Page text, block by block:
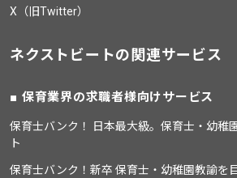
X（旧Twitter）
ネクストビートの関連サービス
保育業界の求職者様向けサービス
保育士バンク！ 日本最大級。保育士・幼稚
ト
保育士バンク！新卒 保育士・幼稚園教諭を